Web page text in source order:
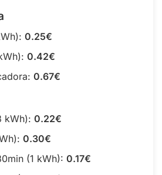
0.25€
0.42€
0.67€
kWh): 0.22€
0.30€
(1 kWh): 0.17€